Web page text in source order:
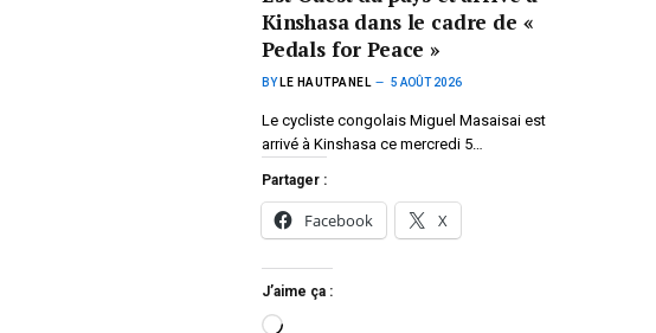
Kinshasa dans le cadre de «
Pedals for Peace »
BY LE HAUTPANEL 5 AOÛT 2026
Le cycliste congolais Miguel Masaisai est
arrivé à Kinshasa ce mercredi 5…
Partager :
Facebook X
J’aime ça :